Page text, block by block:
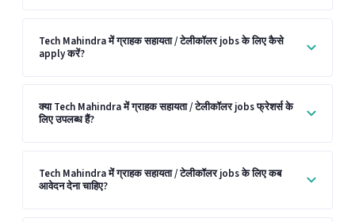
Tech Mahindra में ग्राहक सहायता / टेलीकॉलर jobs के लिए कैसे
apply करें?
क्या Tech Mahindra में ग्राहक सहायता / टेलीकॉलर jobs फ्रेशर्स के
लिए उपलब्ध हैं?
Tech Mahindra में ग्राहक सहायता / टेलीकॉलर jobs के लिए कब
आवेदन देना चाहिए?